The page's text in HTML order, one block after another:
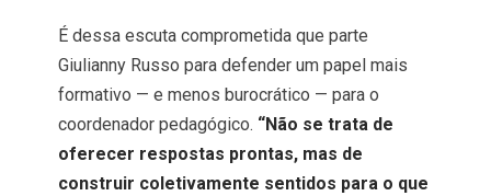
É dessa escuta comprometida que parte
Giulianny Russo para defender um papel mais
formativo — e menos burocrático — para o
coordenador pedagógico. “Não se trata de
oferecer respostas prontas, mas de
construir coletivamente sentidos para o que